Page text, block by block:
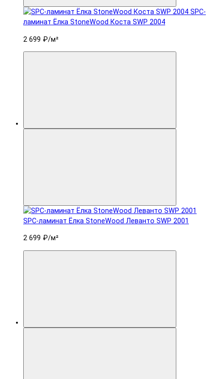
SPC-
ламинат Ëлка StoneWood Коста SWP 2004
2 699 ₽/м²
SPC-ламинат Ëлка StoneWood Леванто SWP 2001
2 699 ₽/м²